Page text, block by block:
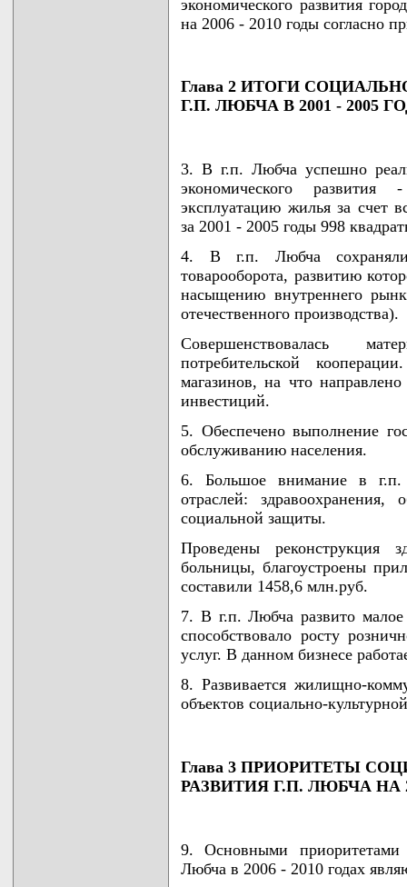
экономического развития
на 2006 - 2010 годы согласно
Глава 2 ИТОГИ
Г.П. ЛЮБЧА В 2001 - 2005
3. В г.п. Любча успешно
экономического
эксплуатацию жилья за счет
за 2001 - 2005 годы 998
4. В г.п. Любча
товарооборота, развитию
насыщению внутреннего
отечественного производства).
Совершенствовалась
потребительской
магазинов, на что
инвестиций.
5. Обеспечено выполнение
обслуживанию населения.
6. Большое внимание в г.п.
отраслей: здравоохранения,
социальной защиты.
Проведены реконструкция
больницы, благоустроены
составили 1458,6 млн.руб.
7. В г.п. Любча развито малое
способствовало росту
услуг. В данном бизнесе
8. Развивается жилищно-
объектов социально-
Глава 3 ПРИОРИТЕТЫ
РАЗВИТИЯ Г.П. ЛЮБЧА НА
9. Основными приоритетами
Любча в 2006 - 2010 годах